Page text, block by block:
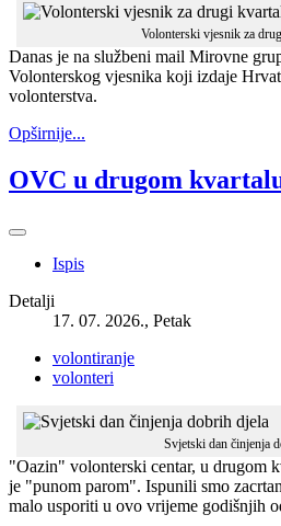
Volonterski vjesnik za
Danas je na službeni mail Mirovne
Volonterskog vjesnika koji izdaje
volonterstva.
Opširnije...
OVC u drugom
Ispis
Detalji
17. 07. 2026., Petak
volontiranje
volonteri
Svjetski dan činjenja
"Oazin" volonterski centar, u drugom
je "punom parom". Ispunili smo
malo usporiti u ovo vrijeme godišnjih